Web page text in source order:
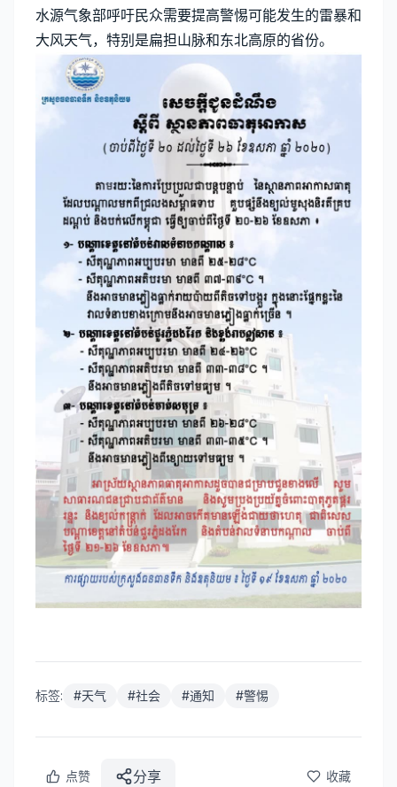
水源气象部呼吁民众需要提高警惕可能发生的雷暴和
大风天气，特别是扁担山脉和东北高原的省份。
标签: #天气 #社会 #通知 #警惕
点赞 分享 收藏